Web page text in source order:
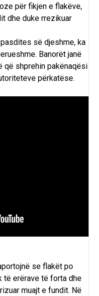
për fikjen e flakëve,
dhe duke rrezikuar
së djeshme, ka
Banorët janë
që shprehin pakënaqësi
përkatëse.
se flakët po
të erërave të forta dhe
muajt e fundit. Në